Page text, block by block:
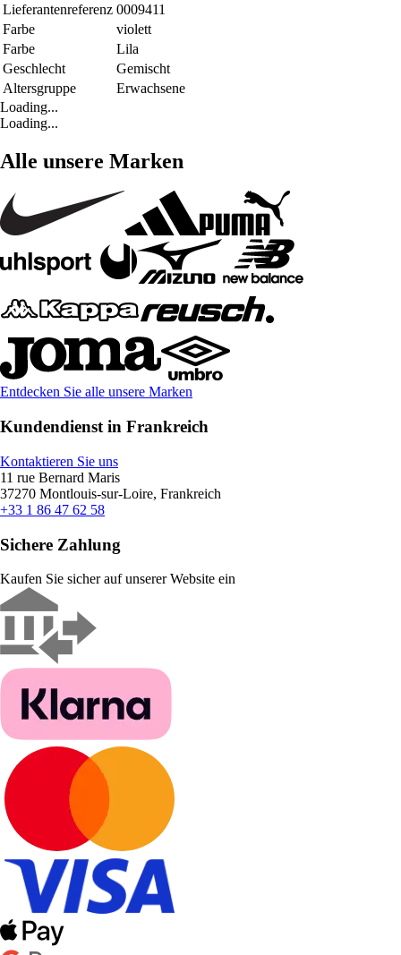
Lieferantenreferenz 0009411
Farbe
violett
Farbe
Lila
Geschlecht
Gemischt
Altersgruppe
Erwachsene
Loading...
Loading...
Alle unsere Marken
Entdecken Sie alle unsere Marken
Kundendienst in Frankreich
Kontaktieren Sie uns
11 rue Bernard Maris
37270 Montlouis-sur-Loire, Frankreich
+33 1 86 47 62 58
Sichere Zahlung
Kaufen Sie sicher auf unserer Website ein